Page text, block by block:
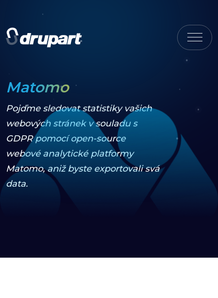
Matomo
Pojďme sledovat statistiky vašich
webových stránek v souladu s
GDPR pomocí open-source
webové analytické platformy
Matomo, aniž byste exportovali svá
data.